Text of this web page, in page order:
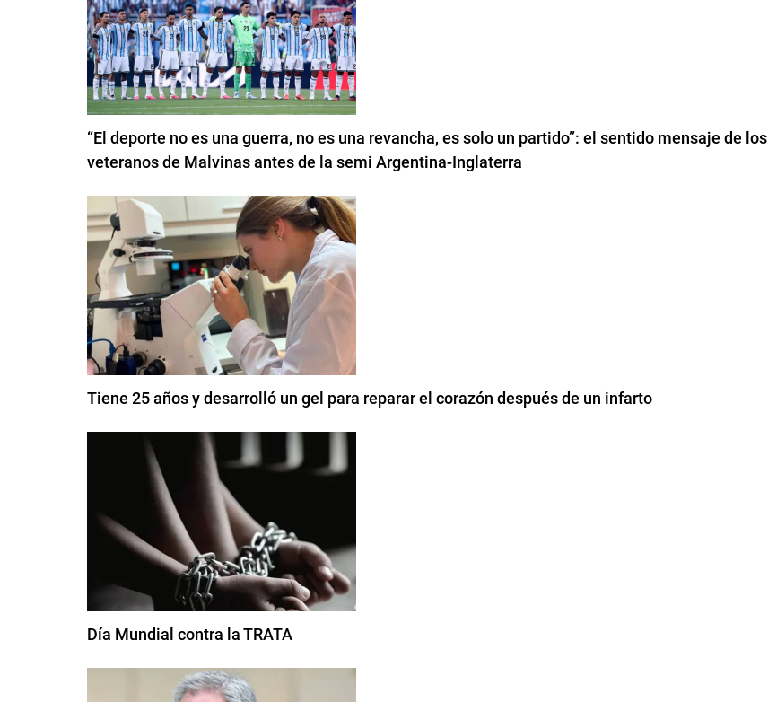
“El deporte no es una guerra, no es una revancha, es solo un partido”: el sentido mensaje de los
veteranos de Malvinas antes de la semi Argentina-Inglaterra
Tiene 25 años y desarrolló un gel para reparar el corazón después de un infarto
Día Mundial contra la TRATA